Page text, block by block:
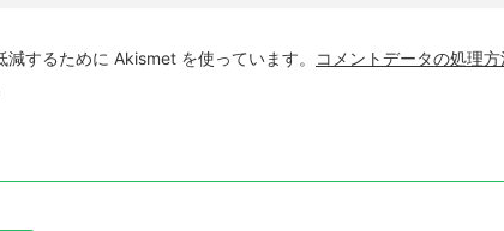
するために Akismet を使っています。
コメントデータの処理